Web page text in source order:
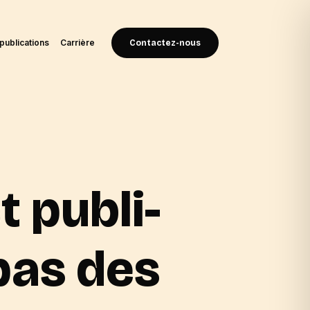
Carrière Contactez-nous
publi-
des